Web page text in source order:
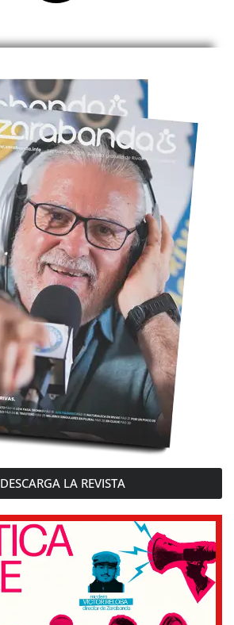
DESCARGA LA REVISTA